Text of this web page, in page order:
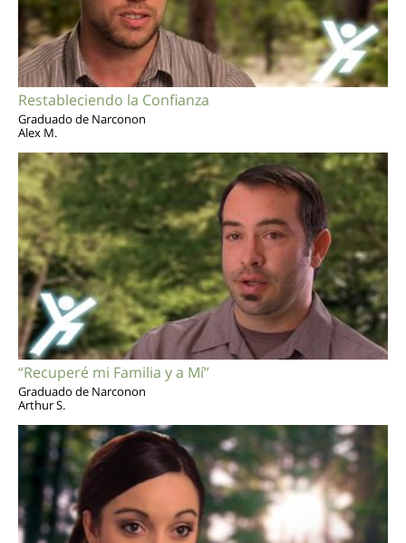
Restableciendo la Confianza
Graduado de Narconon
Alex M.
“Recuperé mi Familia y a Mí”
Graduado de Narconon
Arthur S.